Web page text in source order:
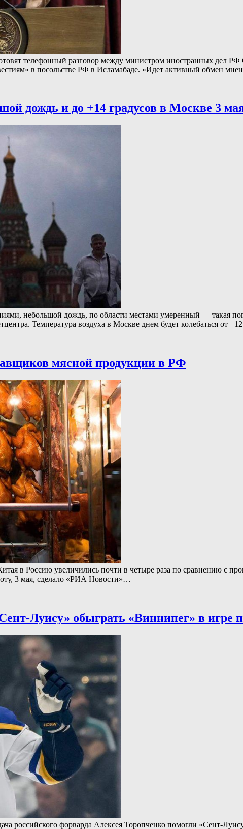
телефонный разговор между министром иностранных дел РФ
в посольстве РФ в Исламабаде. «Идет активный обмен
дождь и до +14 градусов в Москве 3
небольшой дождь, по области местами умеренный — такая
Температура воздуха в Москве днем будет колебаться от
мясной продукции в РФ
в Россию увеличились почти в четыре раза по сравнению с
3 мая, сделало «РИА Новости»…
Луису» обыграть «Виннипег» в
российского форварда Алексея Торопченко помогли «Сент-